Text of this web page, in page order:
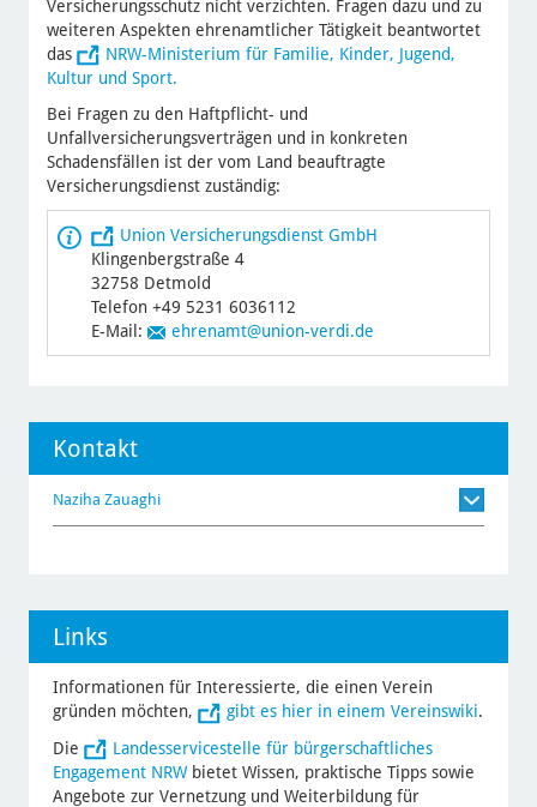
Versicherungsschutz nicht verzichten. Fragen dazu und zu
weiteren Aspekten ehrenamtlicher Tätigkeit beantwortet
das
NRW-Ministerium für Familie, Kinder, Jugend,
Kultur und Sport.
Bei Fragen zu den Haftpflicht- und
Unfallversicherungsverträgen und in konkreten
Schadensfällen ist der vom Land beauftragte
Versicherungsdienst zuständig:
Union Versicherungsdienst GmbH
Klingenbergstraße 4
32758 Detmold
Telefon +49 5231 6036112
E-Mail:
ehrenamt@union-verdi.de
Kontakt
Naziha Zauaghi
Links
Informationen für Interessierte, die einen Verein
gründen möchten,
gibt es hier in einem Vereinswiki.
Die
Landesservicestelle für bürgerschaftliches
Engagement NRW bietet Wissen, praktische Tipps sowie
Angebote zur Vernetzung und Weiterbildung für